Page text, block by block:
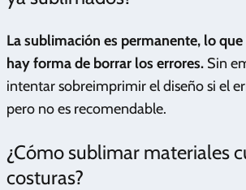
La sublimación es permanente, lo
hay forma de borrar los errores. Sin
intentar sobreimprimir el diseño si el
pero no es recomendable.
¿Cómo sublimar materiales
costuras?